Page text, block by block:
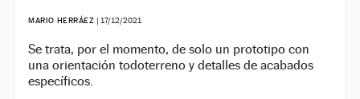
MARIO HERRÁEZ 17/12/2021
Se trata, por el momento, de solo un prototipo con
una orientación todoterreno y detalles de acabados
específicos.